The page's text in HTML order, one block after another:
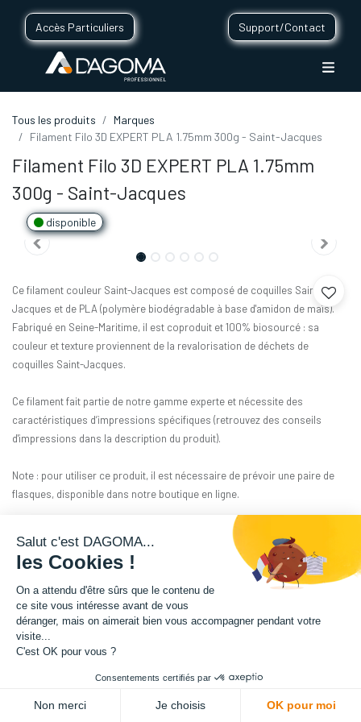
Accès Particuliers Support/Contact
Tous les produits
Marques
Filament Filo 3D EXPERT PLA 1.75mm 300g - Saint-Jacques
Filament Filo 3D EXPERT PLA 1.75mm
300g - Saint-Jacques
disponible
Ce filament couleur Saint-Jacques est composé de coquilles Saint-
Jacques et de PLA (polymère biodégradable à base d'amidon de maïs).
Fabriqué en Seine-Maritime, il est coproduit et 100% biosourcé : sa
couleur et texture proviennent de la revalorisation de déchets de
coquilles Saint-Jacques.
Ce filament fait partie de notre gamme experte et nécessite des
caractéristiques d’impressions spécifiques (retrouvez des conseils
d'impressions dans la description du produit).
Note : pour utiliser ce produit, il est nécessaire de prévoir une paire de
flasques, disponible dans notre boutique en ligne.
Diamètre : 1.75 mm
Grammage : 300 g
Couleur : Saint-Jacques
Facilité d'utilisation : Accessible
Salut c'est DAGOMA...
les Cookies !
On a attendu d'être sûrs que le contenu de
ce site vous intéresse avant de vous
déranger, mais on aimerait bien vous accompagner pendant votre
visite...
C'est OK pour vous ?
Consentements certifiés par
Non merci Je choisis OK pour moi